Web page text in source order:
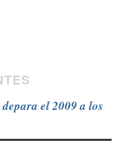
depara el 2009 a los